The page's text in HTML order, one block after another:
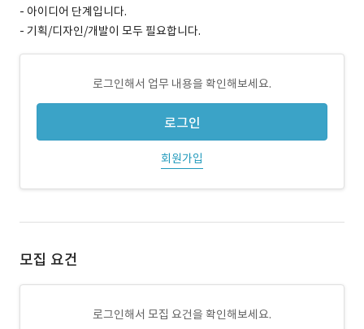
- 아이디어 단계입니다.
- 기획/디자인/개발이 모두 필요합니다.
로그인해서 업무 내용을 확인해보세요.
로그인
회원가입
모집 요건
로그인해서 모집 요건을 확인해보세요.